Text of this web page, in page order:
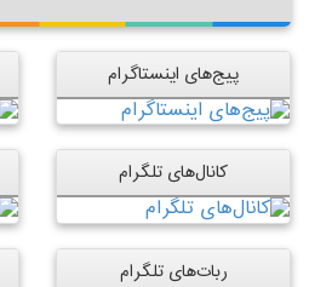
پیج‌های اینستاگرام
کانال‌های تلگرام
ربات‌های تلگرام